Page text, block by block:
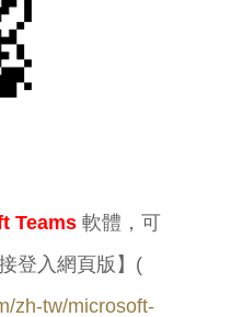
Teams 軟體，可
登入網頁版】(
zh-tw/microsoft-